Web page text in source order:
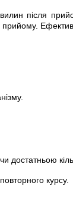
після
курсу.